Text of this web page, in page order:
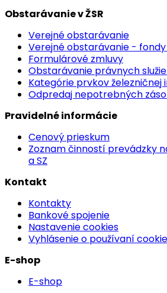
Obstarávanie v ŽSR
Verejné obstarávanie
Verejné obstarávanie - fondy
Formulárové zmluvy
Obstarávanie právnych
Kategórie prvkov
Odpredaj nepotrebných
Pravidelné informácie
Cenový prieskum
Zoznam činností prevádzky
a SZ
Kontakt
Kontakty
Bankové spojenie
Nastavenie cookies
Vyhlásenie o používaní
E-shop
E-shop